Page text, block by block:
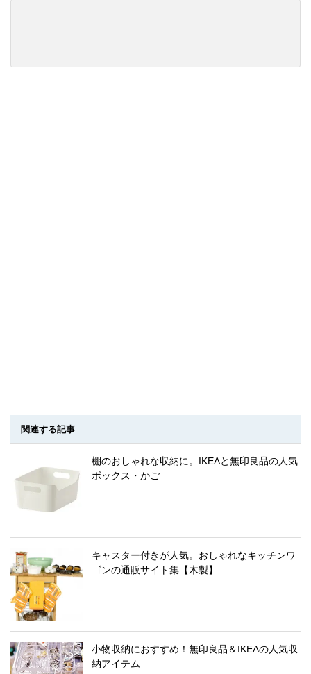
関連する記事
棚のおしゃれな収納に。IKEAと無印良品の人気
ボックス・かご
キャスター付きが人気。おしゃれなキッチンワ
ゴンの通販サイト集【木製】
小物収納におすすめ！無印良品＆IKEAの人気収
納アイテム